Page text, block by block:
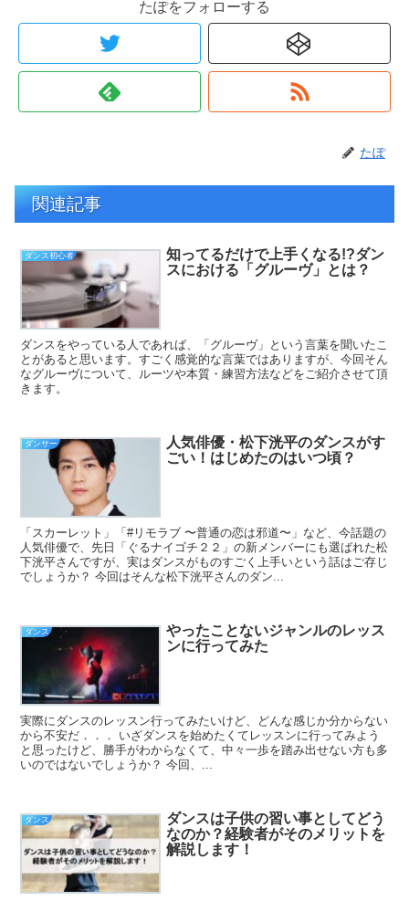
たぽをフォローする
たぽ
関連記事
ダンス初心者
知ってるだけで上手くなる!?ダン
スにおける「グルーヴ」とは？
ダンスをやっている人であれば、「グルーヴ」という言葉を聞いたこ
とがあると思います。すごく感覚的な言葉ではありますが、今回そん
なグルーヴについて、ルーツや本質・練習方法などをご紹介させて頂
きます。
ダンサー
人気俳優・松下洸平のダンスがす
ごい！はじめたのはいつ頃？
「スカーレット」「#リモラブ 〜普通の恋は邪道〜」など、今話題の
人気俳優で、先日「ぐるナイゴチ２２」の新メンバーにも選ばれた松
下洸平さんですが、実はダンスがものすごく上手いという話はご存じ
でしょうか？ 今回はそんな松下洸平さんのダン...
ダンス
やったことないジャンルのレッス
ンに行ってみた
実際にダンスのレッスン行ってみたいけど、どんな感じか分からない
から不安だ．．． いざダンスを始めたくてレッスンに行ってみよう
と思ったけど、勝手がわからなくて、中々一歩を踏み出せない方も多
いのではないでしょうか？ 今回、...
ダンス
ダンスは子供の習い事としてどう
なのか？経験者がそのメリットを
解説します！